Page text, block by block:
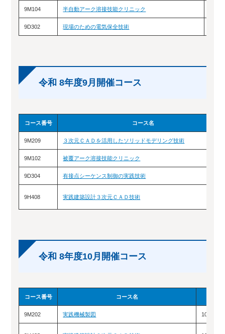
9M104 半自動アーク溶接技能クリニック
9D302 現場のための電気保全技術
令和 8年度9月開催コース
コース番号 コース名
9M209 ３次元ＣＡＤを活用したソリッドモデリング技術
9M102 被覆アーク溶接技能クリニック
9D304 有接点シーケンス制御の実践技術
9H408 実践建築設計３次元ＣＡＤ技術
令和 8年度10月開催コース
コース番号 コース名
9M202 実践機械製図 10/6（火